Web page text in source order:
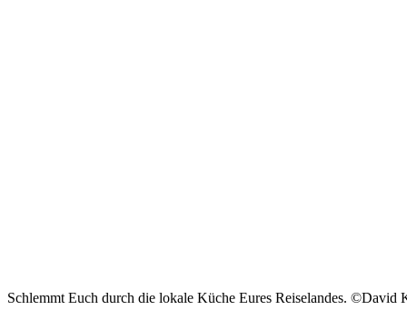
Schlemmt Euch durch die lokale Küche Eures Reiselandes. ©David